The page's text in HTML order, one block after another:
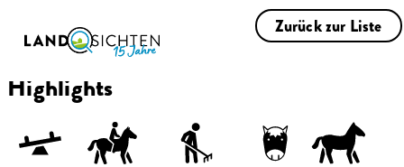
Zurück zur Liste
Highlights